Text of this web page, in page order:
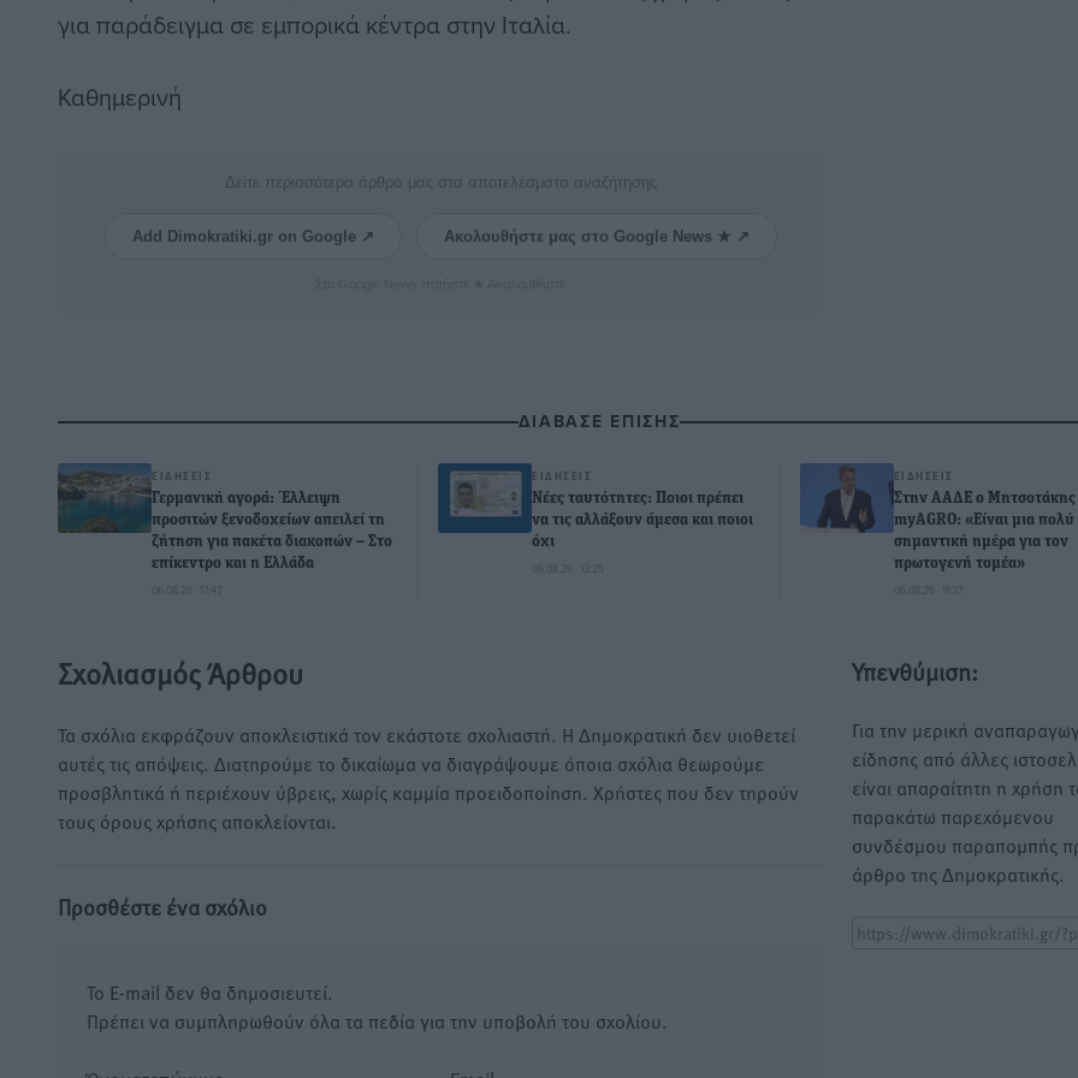
για παράδειγμα σε εμπορικά κέντρα στην Ιταλία.
Καθημερινή
Δείτε περισσότερα άρθρα μας στα αποτελέσματα αναζήτησης
Add Dimokratiki.gr on Google ↗ Ακολουθήστε μας στο Google News ★ ↗
ΔΙΑΒΑΣΕ ΕΠΙΣΗΣ
ΕΙΔΉΣΕΙΣ
Γερμανική αγορά: Έλλειψη
προσιτών ξενοδοχείων απειλεί τη
ζήτηση για πακέτα διακοπών – Στο
επίκεντρο και η Ελλάδα
06.08.26 · 17:42
ΕΙΔΉΣΕΙΣ
Νέες ταυτότητες: Ποιοι πρέπει
να τις αλλάξουν άμεσα και ποιοι
όχι
06.08.26 · 13:25
ΕΙΔΉΣΕΙΣ
Στην ΑΑΔΕ ο Μητσοτάκης
myAGRO: «Είναι μια πολύ
σημαντική ημέρα για τον
πρωτογενή τομέα»
06.08.26 · 11:37
Σχολιασμός Άρθρου
Τα σχόλια εκφράζουν αποκλειστικά τον εκάστοτε σχολιαστή. Η Δημοκρατική δεν υιοθετεί
αυτές τις απόψεις. Διατηρούμε το δικαίωμα να διαγράψουμε όποια σχόλια θεωρούμε
προσβλητικά ή περιέχουν ύβρεις, χωρίς καμμία προειδοποίηση. Χρήστες που δεν τηρούν
τους όρους χρήσης αποκλείονται.
Προσθέστε ένα σχόλιο
Το E-mail δεν θα δημοσιευτεί.
Πρέπει να συμπληρωθούν όλα τα πεδία για την υποβολή του σχολίου.
Υπενθύμιση:
Για την μερική
είδησης από άλλες
είναι απαραίτητη η χρήση
παρακάτω παρεχόμενου
συνδέσμου παραπομπής
άρθρο της Δημοκρατικής.